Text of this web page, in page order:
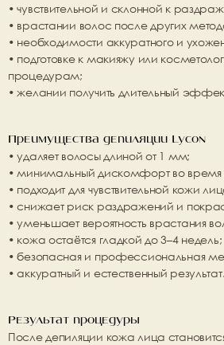
• чувствительной и склонной к
• врастании волос после других
• необходимости аккуратного и
• подготовке к макияжу или
процедурам;
• желании получить длительный
Преимущества депиляции Lycon
• удаляет волосы длиной от 1 мм;
• минимальный дискомфорт во
• подходит для чувствительной кожи
• снижает риск раздражений и
• уменьшает вероятность врастания
• кожа остаётся гладкой до 3–4 недель;
• безопасная и профессиональная
• аккуратный и естественный результат.
Результат процедуры
После депиляции кожа лица